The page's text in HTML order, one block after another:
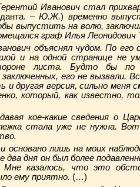
Иванович стал
–Ю.Ж.) временно
выпустить на волю,
граф Илья
объяснял чудом. По его
и на одной странице не
листа. Будто бы по
его не вызвали.
и другая версия, сильно меня
который, как известно,
кое-какие сведения о
стала уже не нужна.
основано лишь на моих
два дня он был более
Мне казалось, что это
ему приятно. (…)